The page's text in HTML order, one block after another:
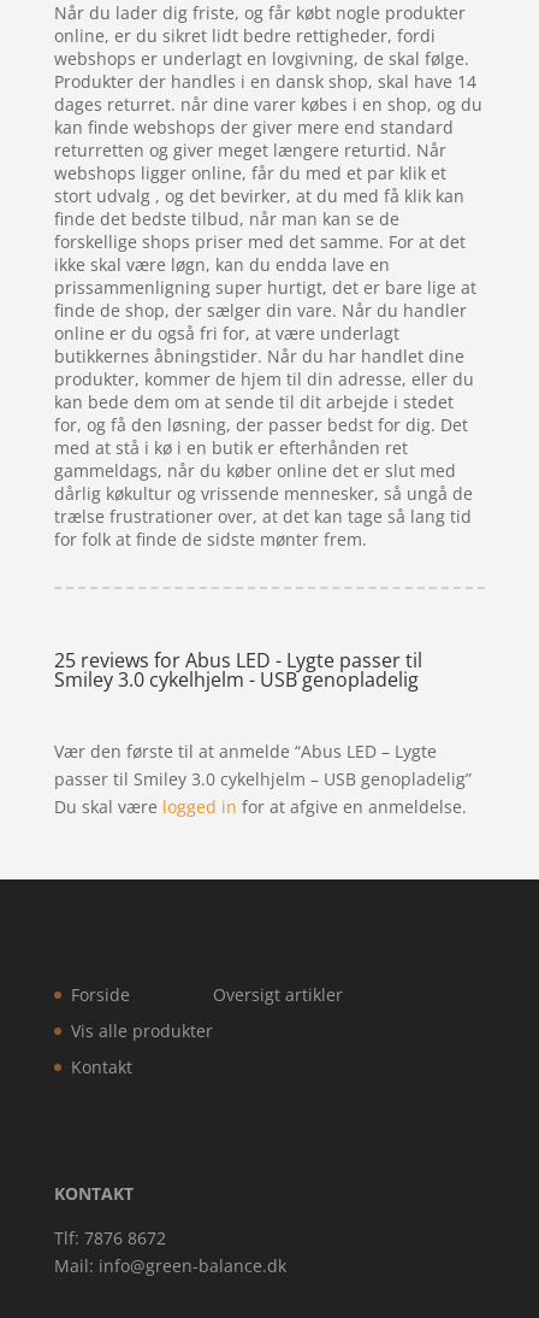
Når du lader dig friste, og får købt nogle produkter
online, er du sikret lidt bedre rettigheder, fordi
webshops er underlagt en lovgivning, de skal følge.
Produkter der handles i en dansk shop, skal have 14
dages returret. når dine varer købes i en shop, og du
kan finde webshops der giver mere end standard
returretten og giver meget længere returtid. Når
webshops ligger online, får du med et par klik et
stort udvalg , og det bevirker, at du med få klik kan
finde det bedste tilbud, når man kan se de
forskellige shops priser med det samme. For at det
ikke skal være løgn, kan du endda lave en
prissammenligning super hurtigt, det er bare lige at
finde de shop, der sælger din vare. Når du handler
online er du også fri for, at være underlagt
butikkernes åbningstider. Når du har handlet dine
produkter, kommer de hjem til din adresse, eller du
kan bede dem om at sende til dit arbejde i stedet
for, og få den løsning, der passer bedst for dig. Det
med at stå i kø i en butik er efterhånden ret
gammeldags, når du køber online det er slut med
dårlig køkultur og vrissende mennesker, så ungå de
trælse frustrationer over, at det kan tage så lang tid
for folk at finde de sidste mønter frem.
25 reviews forAbus LED - Lygte passer til
Smiley 3.0 cykelhjelm - USB genopladelig
Vær den første til at anmelde “Abus LED – Lygte
passer til Smiley 3.0 cykelhjelm – USB genopladelig”
Du skal være logged in for at afgive en anmeldelse.
Forside
Vis alle produkter
Kontakt
Oversigt artikler
KONTAKT
Tlf: 7876 8672
Mail: info@green-balance.dk